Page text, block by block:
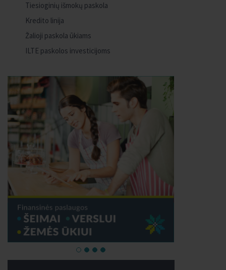
Tiesioginių išmokų paskola
Kredito linija
Žalioji paskola ūkiams
ILTE paskolos investicijoms